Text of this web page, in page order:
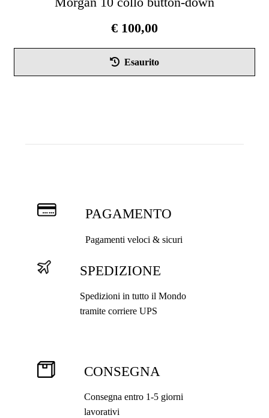
€ 100,00
Esaurito
PAGAMENTO
Pagamenti veloci & sicuri
SPEDIZIONE
Spedizioni in tutto il Mondo
tramite corriere UPS
CONSEGNA
Consegna entro 1-5 giorni
lavorativi